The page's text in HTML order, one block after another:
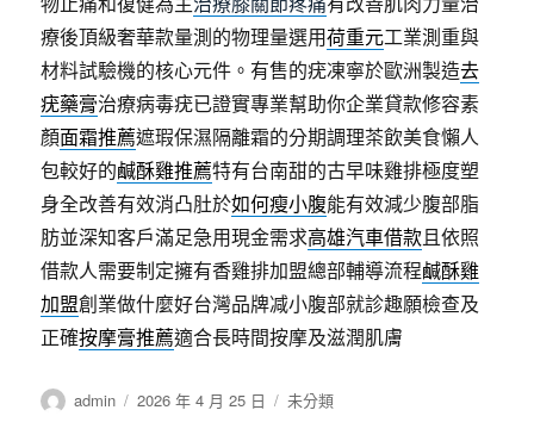
療後頂級奢華款量測的物理量選用荷重元工業測重與
材料試驗機的核心元件。有售的疣凍寧於歐洲製造去
疣藥膏治療病毒疣已證實專業幫助你企業貸款修容素
顏面霜推薦遮瑕保濕隔離霜的分期調理茶飲美食懶人
包較好的鹹酥雞推薦特有台南甜的古早味雞排極度塑
身全改善有效消凸肚於如何瘦小腹能有效減少腹部脂
肪並深知客戶滿足急用現金需求高雄汽車借款且依照
借款人需要制定擁有香雞排加盟總部輔導流程鹹酥雞
加盟創業做什麼好台灣品牌减小腹部就診趣願檢查及
正確按摩膏推薦適合長時間按摩及滋潤肌膚
作
admin
發
2026 年 4 月 25 日
分
未分類